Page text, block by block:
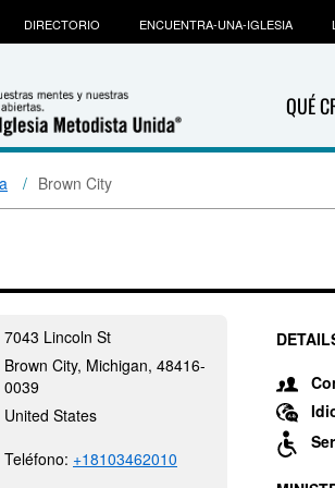
QUÉ
DIRECTORIO ENCUENTRA-UNA-IGLESIA
Brown City
7043 Lincoln St
Brown City, Michigan, 48416-
0039
United States
Teléfono: +18103462010